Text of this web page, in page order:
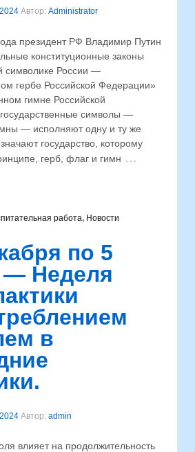
Автор: Administrator
президент РФ Владимир Путин
конституционные законы
символике России —
гербе Российской Федерации»
гимне Российской
символы —
— исполняют одну и ту же
государство, которому
герб, флаг и гимн …
работа, Новости
по 5
— Неделя
в
Автор: admin
влияет на продолжительность